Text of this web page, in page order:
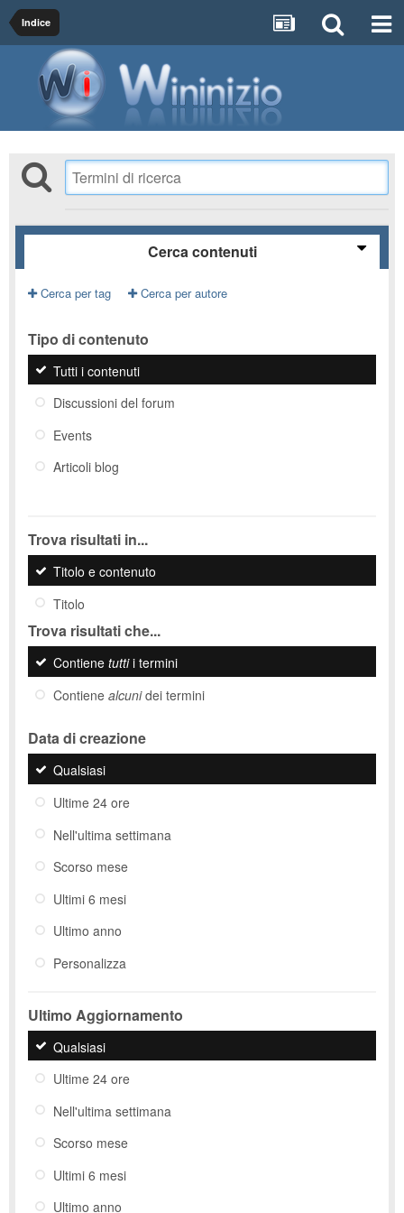
Indice
Cerca contenuti
Cerca per tag Cerca per autore
Tipo di contenuto
Tutti i contenuti
Discussioni del forum
Events
Articoli blog
Trova risultati in...
Titolo e contenuto
Titolo
Trova risultati che...
Contiene tuttii termini
Contiene alcunidei termini
Data di creazione
Qualsiasi
Ultime 24 ore
Nell'ultima settimana
Scorso mese
Ultimi 6 mesi
Ultimo anno
Personalizza
Ultimo Aggiornamento
Qualsiasi
Ultime 24 ore
Nell'ultima settimana
Scorso mese
Ultimi 6 mesi
Ultimo anno